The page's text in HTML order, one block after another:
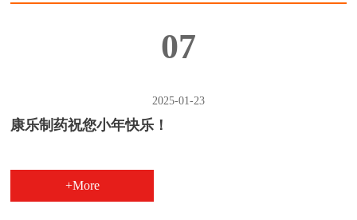
07
2025-01-23
康乐制药祝您小年快乐！
+More